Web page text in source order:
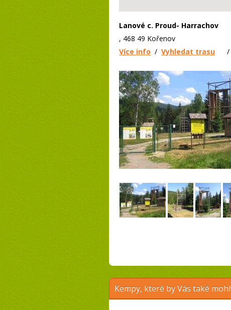
Lanové c. Proud- Harrachov
, 468 49 Kořenov
Více info / Vyhledat trasu /
Kempy, které by Vás také